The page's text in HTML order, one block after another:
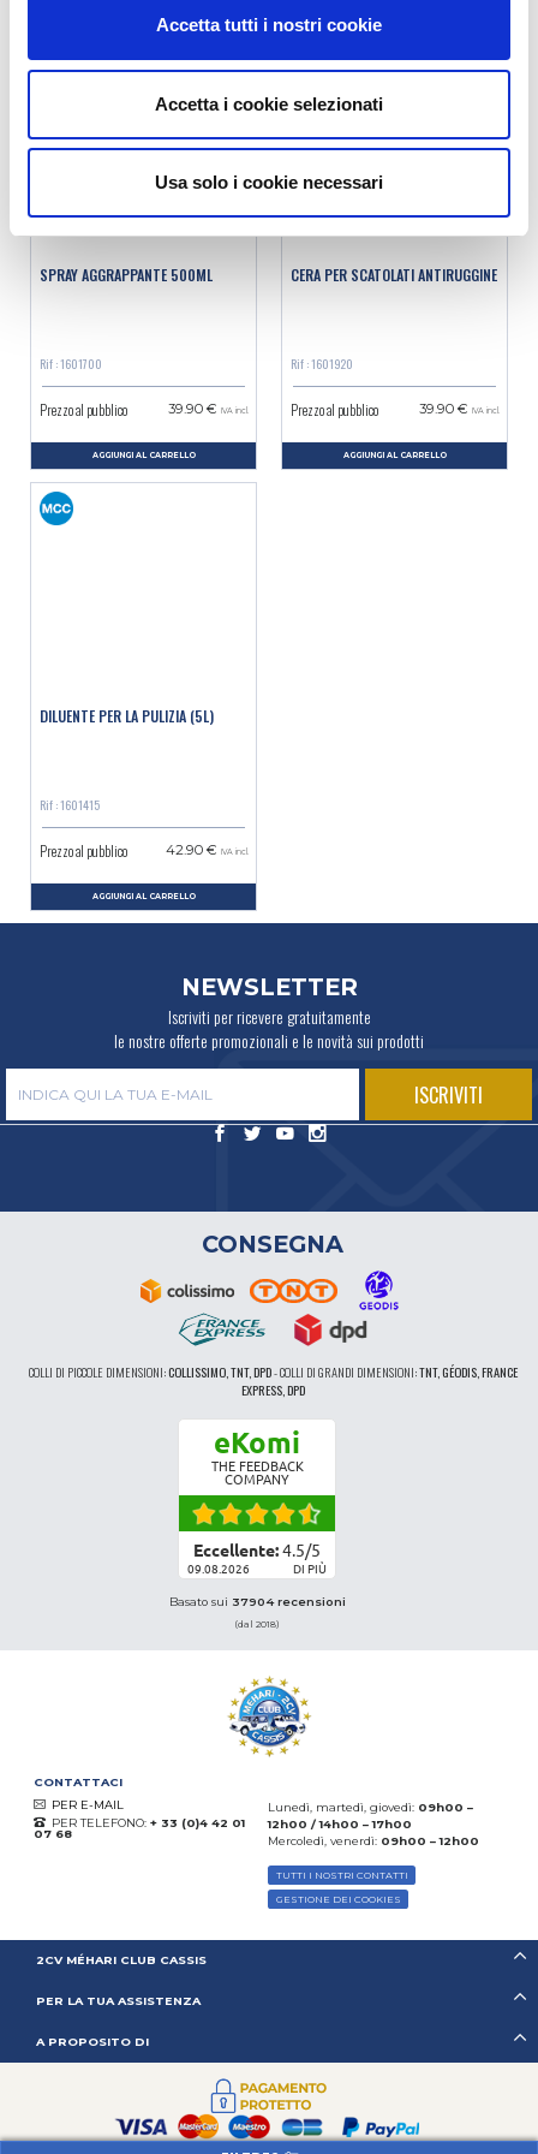
Accetta tutti i nostri cookie
Accetta i cookie selezionati
Usa solo i cookie necessari
SPRAY AGGRAPPANTE 500ML
Rif : 1601700
Prezzo al pubblico 39.90 € IVA incl.
AGGIUNGI AL CARRELLO
CERA PER SCATOLATI ANTIRUGGINE
Rif : 1601920
Prezzo al pubblico 39.90 € IVA incl.
AGGIUNGI AL CARRELLO
DILUENTE PER LA PULIZIA (5L)
Rif : 1601415
Prezzo al pubblico 42.90 € IVA incl.
AGGIUNGI AL CARRELLO
NEWSLETTER
Iscriviti per ricevere gratuitamente
le nostre offerte promozionali e le novità sui prodotti
CONSEGNA
COLLI DI PICCOLE DIMENSIONI:COLLISSIMO, TNT, DPD-COLLI DI GRANDI DIMENSIONI:TNT, GÉODIS, FRANCE
EXPRESS, DPD
eKomi
THE FEEDBACK
COMPANY
Eccellente:4.5/5
09.08.2026 DI PIÙ
Basato sui 37904 recensioni
(dal 2018)
CONTATTACI
PER E-MAIL
PER TELEFONO: + 33 (0)4 42 01
07 68
Lunedì, martedì, giovedì: 09h00 –
12h00 / 14h00 – 17h00
Mercoledì, venerdì: 09h00 – 12h00
TUTTI I NOSTRI CONTATTI
GESTIONE DEI COOKIES
2CV MÉHARI CLUB CASSIS
PER LA TUA ASSISTENZA
A PROPOSITO DI